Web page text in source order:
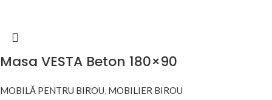
Masa VESTA Beton 180×90
MOBILĂ PENTRU BIROU, MOBILIER BIROU